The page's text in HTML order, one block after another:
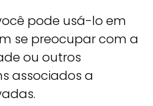
pode usá-lo em
se preocupar com a
ou outros
associados a